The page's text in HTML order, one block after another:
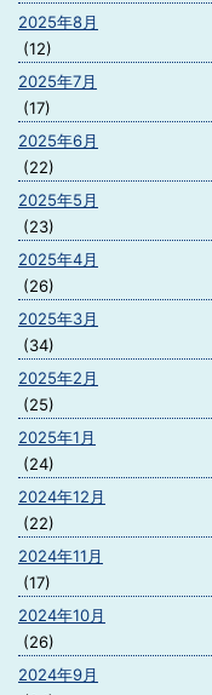
2025年8月
(12)
2025年7月
(17)
2025年6月
(22)
2025年5月
(23)
2025年4月
(26)
2025年3月
(34)
2025年2月
(25)
2025年1月
(24)
2024年12月
(22)
2024年11月
(17)
2024年10月
(26)
2024年9月